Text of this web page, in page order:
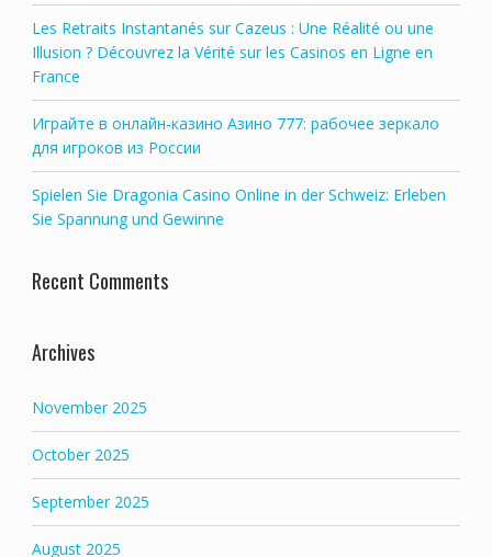
Les Retraits Instantanés sur Cazeus : Une Réalité ou une
Illusion ? Découvrez la Vérité sur les Casinos en Ligne en
France
Играйте в онлайн-казино Азино 777: рабочее зеркало
для игроков из России
Spielen Sie Dragonia Casino Online in der Schweiz: Erleben
Sie Spannung und Gewinne
Recent Comments
Archives
November 2025
October 2025
September 2025
August 2025